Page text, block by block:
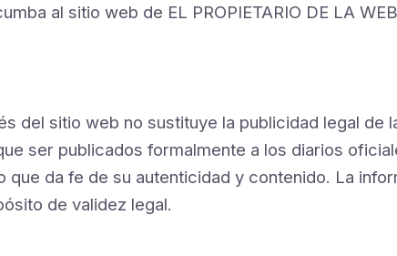
al sitio web de EL PROPIETARIO DE LA
del sitio web no sustituye la publicidad legal de
ser publicados formalmente a los diarios
da fe de su autenticidad y contenido. La
de validez legal.